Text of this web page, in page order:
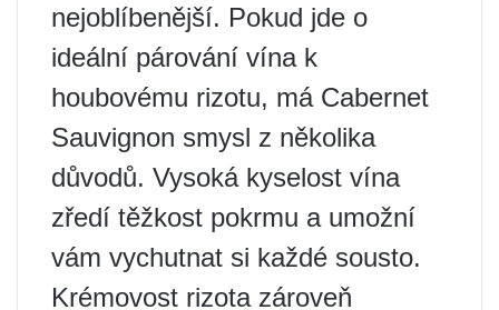
nejoblíbenější. Pokud jde o
ideální párování vína k
houbovému rizotu, má Cabernet
Sauvignon smysl z několika
důvodů. Vysoká kyselost vína
zředí těžkost pokrmu a umožní
vám vychutnat si každé sousto.
Krémovost rizota zároveň